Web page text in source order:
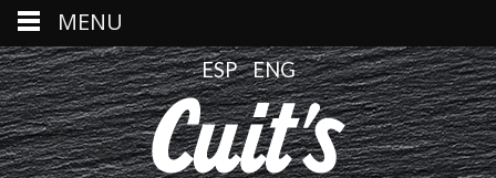
ESP ENG
MENU